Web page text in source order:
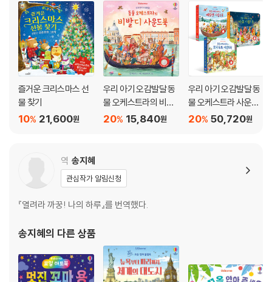
즐거운 크리스마스 선
물 찾기
21,600원
10%
우리 아기 오감발달 동
물 오케스트라의 비발
디 사운드북15,840원
20%
우리 아기 오감발달 동
물 오케스트라 사운드
북 3종세트 (베토벤/바
50,720원
20%
역 송지혜
관심작가 알림신청
『열려라 까꿍! 나의 하루』를 번역했다.
송지혜의 다른 상품